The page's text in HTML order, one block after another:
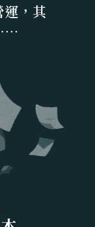
，其